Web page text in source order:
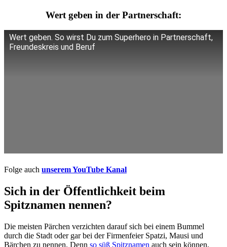
Wert geben in der Partnerschaft:
Wert geben. So wirst Du zum Superhero in Partnerschaft,
Freundeskreis und Beruf
Folge auch unserem YouTube Kanal
Sich in der Öffentlichkeit beim
Spitznamen nennen?
Die meisten Pärchen verzichten darauf sich bei einem Bummel
durch die Stadt oder gar bei der Firmenfeier Spatzi, Mausi und
Bärchen zu nennen. Denn so süß Spitznamen auch sein können,